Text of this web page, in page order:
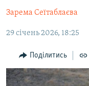
основної
навігації
Перейти
пошуку
БЛОГИ
ПОГЛЯД
ІНТЕРВ'Ю
ВСЕ ЗА ДЕНЬ
Зарема Сеїтаблаєва
29 січень 2026, 18:25
Поділитись